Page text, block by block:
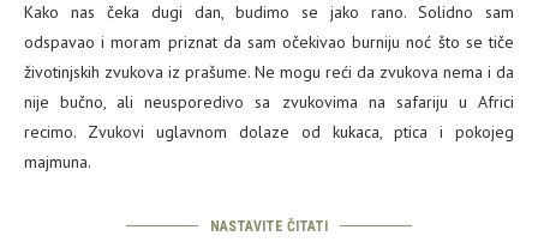
Kako nas čeka dugi dan, budimo se jako rano. Solidno sam
odspavao i moram priznat da sam očekivao burniju noć što se tiče
životinjskih zvukova iz prašume. Ne mogu reći da zvukova nema i da
nije bučno, ali neusporedivo sa zvukovima na safariju u Africi
recimo. Zvukovi uglavnom dolaze od kukaca, ptica i pokojeg
majmuna.
NASTAVITE ČITATI